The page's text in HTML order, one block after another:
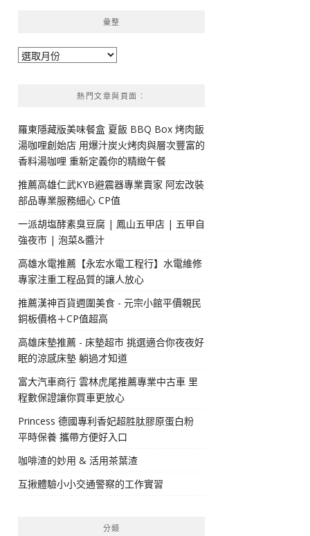
彙整
彙
熱門文章與頁面︰
羅東隱藏版美味餐盒 夏飯 BBQ Box 烤肉飯
湯咖哩創始店 用爆汁炭火烤肉與層次豐富的
香料湯咖哩 重新定義你的精緻午餐
推薦高雄仁武KYB避震器專業賣家 阿宏改裝
部品專業服務細心 CP值
一派胡塩酵素臭豆腐 | 鳳山五甲店 | 五甲自
強夜市 | 泡菜&醬汁
高雄水電推薦【永宏水電工程行】水電維修
專家注重工程品質的讓人放心
推薦漢神百貨週圍美食 - 元宗小館平價親民
銅板價格＋CP值超高
高雄床墊推薦 - 床墊超市 挑選適合你夜夜好
眠的涼感床墊 躺過才知道
富大汽車商行 雲林虎尾推薦專業中古車 里
程數保證讓你買車更放心
Princess 德國專利香妃超胜肽膠原蛋白粉
平時保養 攜帶方便好入口
咖啡渣的妙用 & 活用茶葉渣
互揪體驗小小交通警察的工作實習
分類